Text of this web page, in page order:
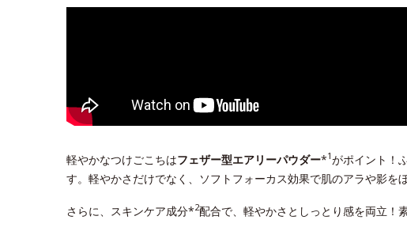
軽やかなつけごこちはフェザー型エアリーパウダー*1がポイント！
す。軽やかさだけでなく、ソフトフォーカス効果で肌のアラや影を
さらに、スキンケア成分*2配合で、軽やかさとしっとり感を両立！